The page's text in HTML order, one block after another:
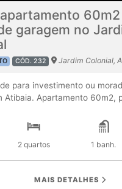
garagem no
CÓD. 232 Jardim Colonial,
para investimento ou
Atibaia. Apartamento 60m2,
Cozinha. Área de serviço.
Agende sua visita Alex
/ (11) 99178.6880
#aptoematibaia #
2 quartos 1 banh.
MAIS DETALHES